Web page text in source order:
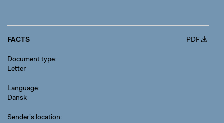
FACTS PDF
Document type
Letter
Language
Dansk
Sender's location